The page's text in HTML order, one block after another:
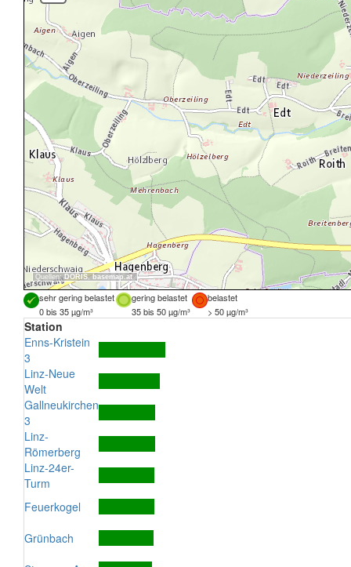
Quellen: DORIS,basemap.at
sehr gering belastet gering belastet
belastet
0 bis 35 µg/m³
35 bis 50 µg/m³ > 50 µg/m³
Station
Enns-Kristein
3
Linz-Neue
Welt
Gallneukirchen
3
Linz-
Römerberg
Linz-24er-
Turm
Feuerkogel
Grünbach